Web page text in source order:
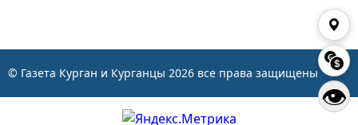
👁
© Газета Курган и Курганцы 2026 все права защищены